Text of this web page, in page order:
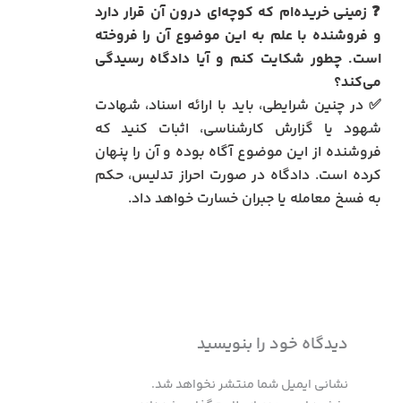
❓ زمینی خریده‌ام که کوچه‌ای درون آن قرار دارد
و فروشنده با علم به این موضوع آن را فروخته
است. چطور شکایت کنم و آیا دادگاه رسیدگی
می‌کند؟
✅ در چنین شرایطی، باید با ارائه اسناد، شهادت
شهود یا گزارش کارشناسی، اثبات کنید که
فروشنده از این موضوع آگاه بوده و آن را پنهان
کرده است. دادگاه در صورت احراز تدلیس، حکم
به فسخ معامله یا جبران خسارت خواهد داد.
دیدگاه‌ خود را بنویسید
نشانی ایمیل شما منتشر نخواهد شد.